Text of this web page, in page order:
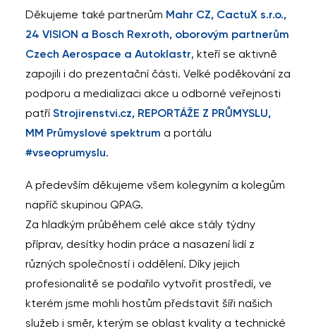
Děkujeme také partnerům Mahr CZ, CactuX s.r.o.,
24 VISION a Bosch Rexroth, oborovým partnerům
Czech Aerospace a Autoklastr, kteří se aktivně
zapojili i do prezentační části. Velké poděkování za
podporu a medializaci akce u odborné veřejnosti
patří Strojirenstvi.cz, REPORTÁŽE Z PRŮMYSLU,
MM Průmyslové spektrum a portálu
#vseoprumyslu.
A především děkujeme všem kolegyním a kolegům
napříč skupinou QPAG.
Za hladkým průběhem celé akce stály týdny
příprav, desítky hodin práce a nasazení lidí z
různých společností i oddělení. Díky jejich
profesionalitě se podařilo vytvořit prostředí, ve
kterém jsme mohli hostům představit šíři našich
služeb i směr, kterým se oblast kvality a technické